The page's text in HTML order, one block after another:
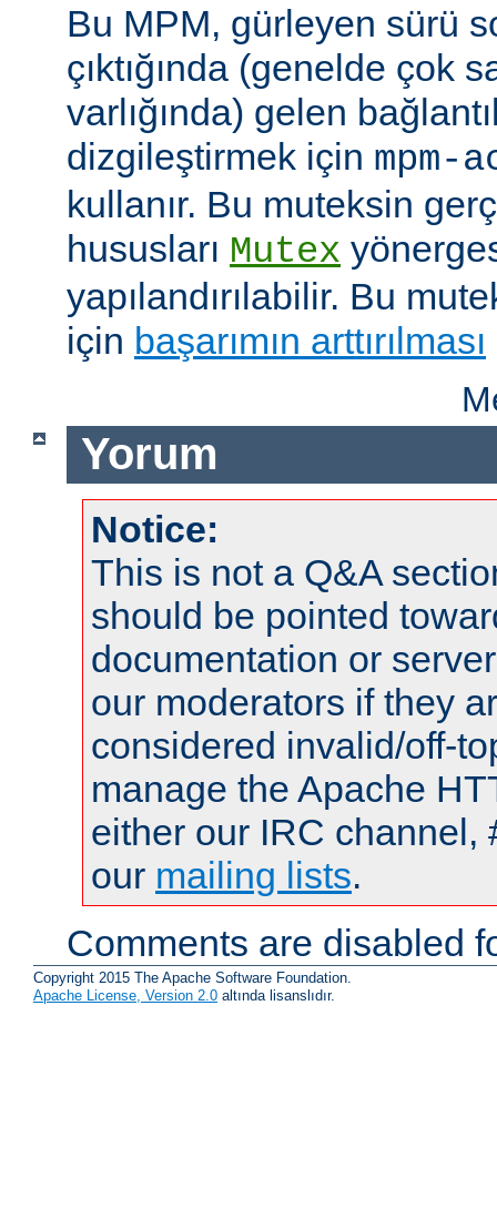
Bu MPM, gürleyen sürü
çıktığında (genelde çok
varlığında) gelen
dizgileştirmek için mpm-
kullanır. Bu muteksin
hususları Mutex
yapılandırılabilir. Bu
için başarımın arttırılması
Yorum
Notice:
This is not a Q&A
should be pointed
documentation or
our moderators if they
considered invalid/off-
manage the Apache
either our IRC channel,
our mailing lists.
Comments are disabled
Copyright 2015 The Apache Software Foundation.
Apache License, Version 2.0 altında lisanslıdır.